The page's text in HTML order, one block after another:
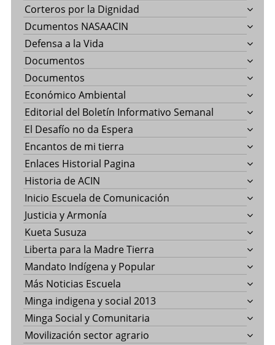
Corteros por la Dignidad
Dcumentos NASAACIN
Defensa a la Vida
Documentos
Documentos
Económico Ambiental
Editorial del Boletín Informativo Semanal
El Desafío no da Espera
Encantos de mi tierra
Enlaces Historial Pagina
Historia de ACIN
Inicio Escuela de Comunicación
Justicia y Armonía
Kueta Susuza
Liberta para la Madre Tierra
Mandato Indígena y Popular
Más Noticias Escuela
Minga indigena y social 2013
Minga Social y Comunitaria
Movilización sector agrario